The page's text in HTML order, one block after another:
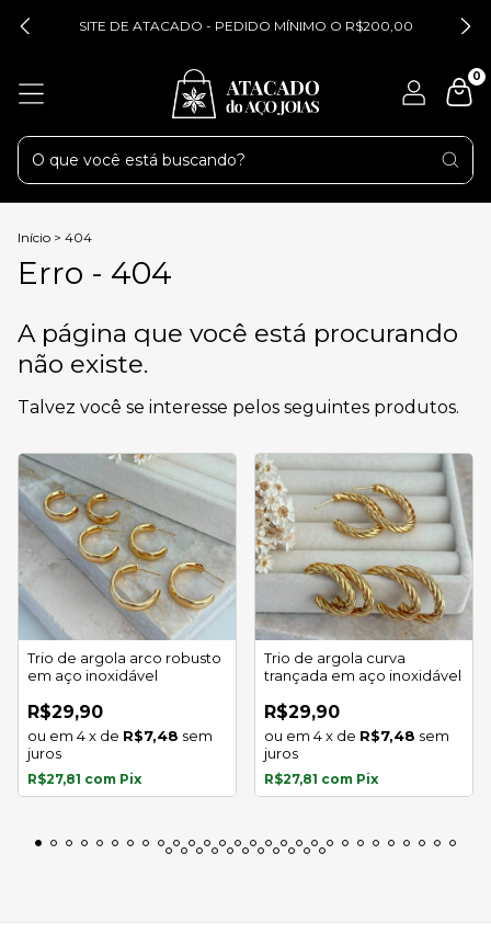
SITE DE ATACADO - PEDIDO MÍNIMO O R$200,00
0
Início > 404
Erro - 404
A página que você está procurando
não existe.
Talvez você se interesse pelos seguintes produtos.
Trio de argola arco robusto
em aço inoxidável
R$29,90
4x de R$7,48 sem
juros
R$27,81 com Pix
Trio de argola curva
trançada em aço inoxidável
R$29,90
4x de R$7,48 sem
juros
R$27,81 com Pix